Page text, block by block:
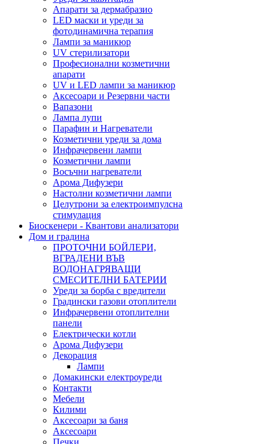
Апарати за дермабразио
LED маски и уреди за
фотодинамична терапия
Лампи за маникюр
UV стерилизатори
Професионални козметични
апарати
UV и LED лампи за маникюр
Аксесоари и Резервни части
Вапазони
Лампа лупи
Парафин и Нагреватели
Козметични уреди за дома
Инфрачервени лампи
Козметични лампи
Восъчни нагреватели
Арома Дифузери
Настолни козметични лампи
Целутрони за електроимпулсна
стимулация
Биоскенери - Квантови анализатори
Дом и градина
ПРОТОЧНИ БОЙЛЕРИ,
ВГРАДЕНИ ВЪВ
ВОДОНАГРЯВАЩИ
СМЕСИТЕЛНИ БАТЕРИИ
Уреди за борба с вредители
Градински газови отоплители
Инфрачервени отоплителни
панели
Електрически котли
Арома Дифузери
Декорация
Лампи
Домакински електроуреди
Контакти
Мебели
Килими
Аксесоари за баня
Аксесоари
Печки